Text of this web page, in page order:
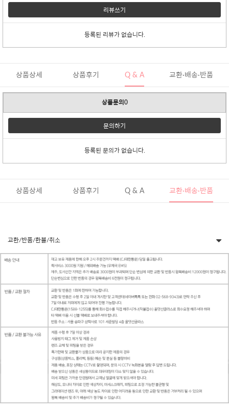
리뷰쓰기
등록된 리뷰가 없습니다.
상품상세 상품후기 Q & A 교환·배송·반품
상품문의0
문의하기
등록된 문의가 없습니다.
상품상세 상품후기 Q & A 교환·배송·반품
교환/반품/환불/취소